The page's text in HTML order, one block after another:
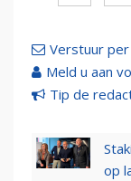
Verstuur
Meld u aan
Tip de
op